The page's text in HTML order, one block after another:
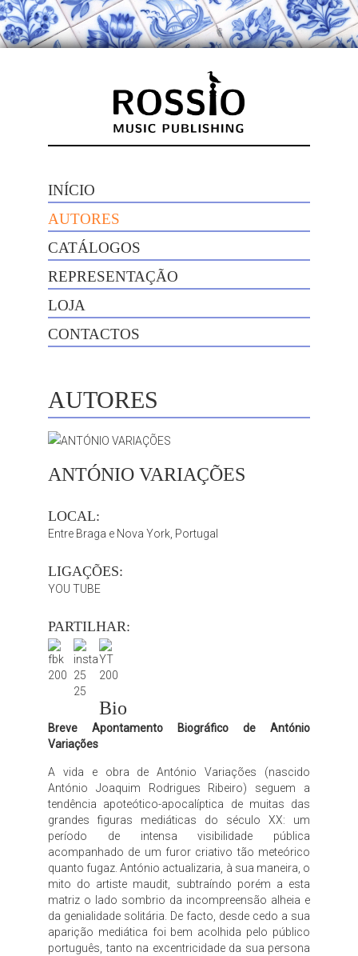
INÍCIO
AUTORES
CATÁLOGOS
REPRESENTAÇÃO
LOJA
CONTACTOS
AUTORES
ANTÓNIO VARIAÇÕES
LOCAL:
Entre Braga e Nova York, Portugal
LIGAÇÕES:
YOU TUBE
PARTILHAR:
Bio
Breve Apontamento Biográfico de António
Variações
A vida e obra de António Variações (nascido
António Joaquim Rodrigues Ribeiro) seguem a
tendência apoteótico-apocalíptica de muitas das
grandes figuras mediáticas do século XX: um
período de intensa visibilidade pública
acompanhado de um furor criativo tão meteórico
quanto fugaz. António actualizaria, à sua maneira, o
mito do artiste maudit, subtraíndo porém a esta
matriz o lado sombrio da incompreensão alheia e
da genialidade solitária. De facto, desde cedo a sua
aparição mediática foi bem acolhida pelo público
português, tanto na excentricidade da sua persona